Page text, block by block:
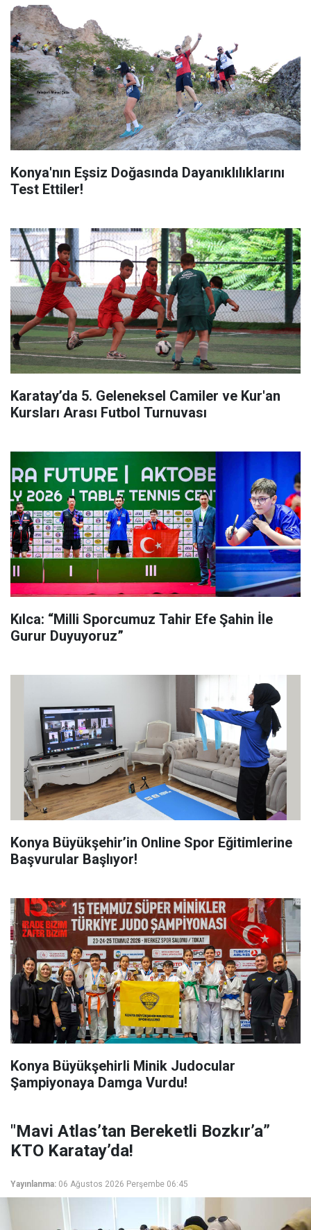
Konya'nın Eşsiz Doğasında Dayanıklılıklarını
Test Ettiler!
Karatay’da 5. Geleneksel Camiler ve Kur'an
Kursları Arası Futbol Turnuvası
Kılca: “Milli Sporcumuz Tahir Efe Şahin İle
Gurur Duyuyoruz”
Konya Büyükşehir’in Online Spor Eğitimlerine
Başvurular Başlıyor!
Konya Büyükşehirli Minik Judocular
Şampiyonaya Damga Vurdu!
"Mavi Atlas’tan Bereketli Bozkır’a”
KTO Karatay’da!
Yayınlanma: 06 Ağustos 2026 Perşembe 06:45